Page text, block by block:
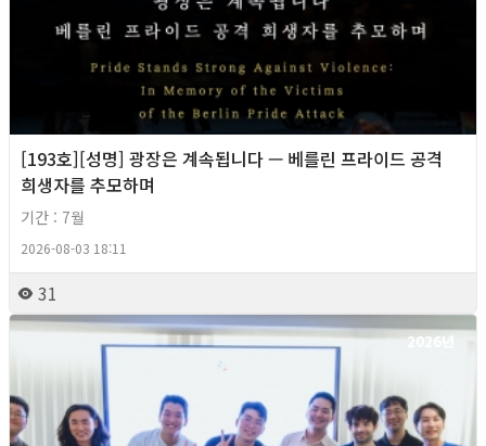
[193호][성명] 광장은 계속됩니다 — 베를린 프라이드 공격
희생자를 추모하며
기간 : 7월
2026-08-03 18:11
31
2026년